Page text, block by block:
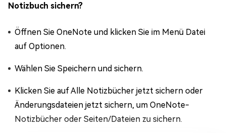
Notizbuch sichern?
Öffnen Sie OneNote und klicken Sie im Menü Datei
auf Optionen.
Wählen Sie Speichern und sichern.
Klicken Sie auf Alle Notizbücher jetzt sichern oder
Änderungsdateien jetzt sichern, um OneNote-
Notizbücher oder Seiten/Dateien zu sichern.